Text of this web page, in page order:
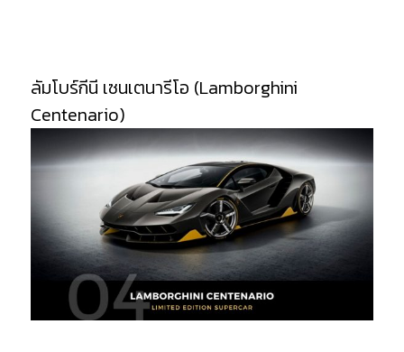
ลัมโบร์กีนี เซนเตนารีโอ (Lamborghini
Centenario)